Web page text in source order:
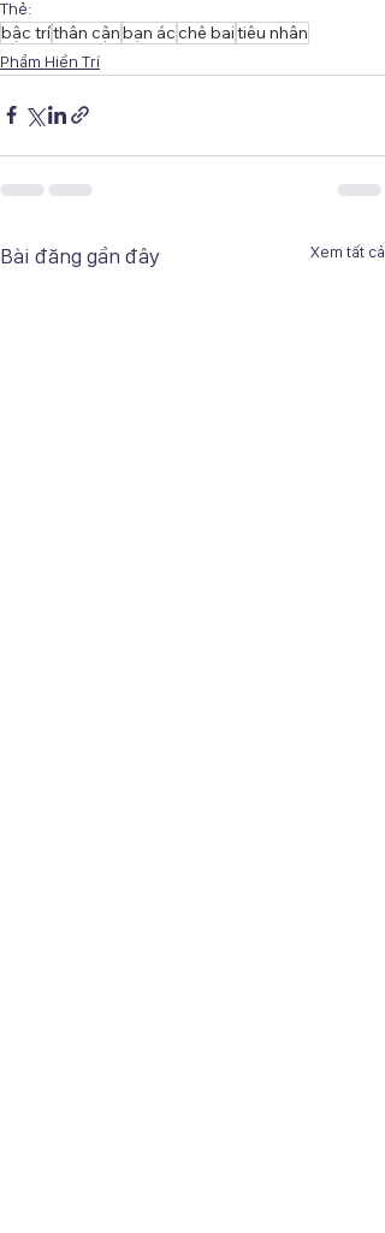
Thẻ:
bậc tríthân cậnbạn ácchê baitiêu nhân
Phẩm Hiền Trí
Bài đăng gần đây Xem tất cả